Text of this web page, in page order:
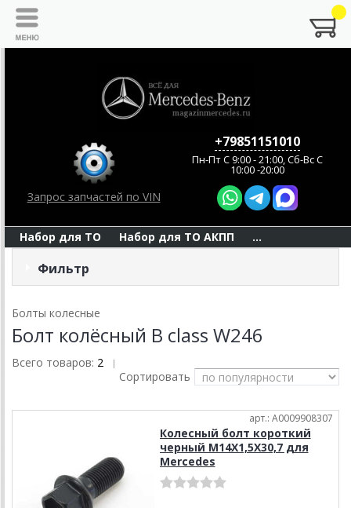
Запрос запчастей по VIN
+79851151010
Пн-Пт C 9:00 - 21:00, Сб-Вс С
10:00 -20:00
Набор для ТО Набор для ТО АКПП ...
Фильтр
Болты колесные
Болт колёсный B class W246
Всего товаров: 2 |
Сортировать
арт.: A0009908307
Колесный болт короткий
черный M14X1,5X30,7 для
Mercedes